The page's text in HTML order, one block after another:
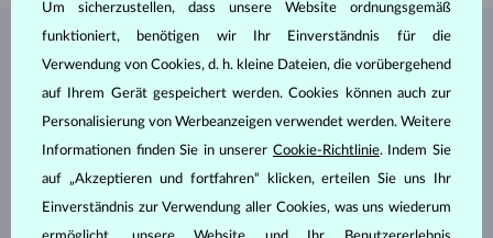
SCHMUCK AUS DEMKLENOTA ATELIER
Um sicherzustellen, dass unsere Website ordnungsgemäß
funktioniert, benötigen wir Ihr Einverständnis für die
Verwendung von Cookies, d. h. kleine Dateien, die vorübergehend
auf Ihrem Gerät gespeichert werden. Cookies können auch zur
Personalisierung von Werbeanzeigen verwendet werden. Weitere
Informationen finden Sie in unserer Cookie-Richtlinie. Indem Sie
auf „Akzeptieren und fortfahren“ klicken, erteilen Sie uns Ihr
Einverständnis zur Verwendung aller Cookies, was uns wiederum